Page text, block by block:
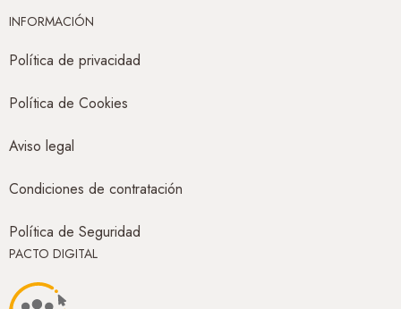
INFORMACIÓN
Política de privacidad
Política de Cookies
Aviso legal
Condiciones de contratación
Política de Seguridad
PACTO DIGITAL